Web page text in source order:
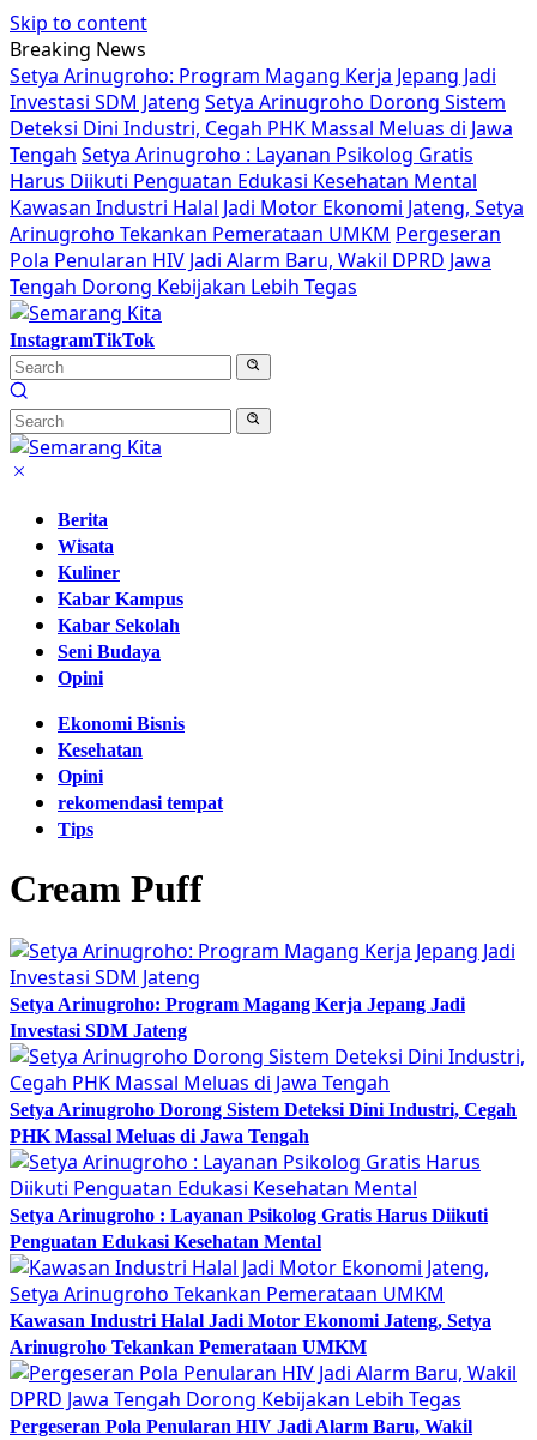
Skip to content
Breaking News
Setya Arinugroho: Program Magang Kerja Jepang Jadi
Investasi SDM Jateng Setya Arinugroho Dorong Sistem
Deteksi Dini Industri, Cegah PHK Massal Meluas di Jawa
Tengah Setya Arinugroho : Layanan Psikolog Gratis
Harus Diikuti Penguatan Edukasi Kesehatan Mental
Kawasan Industri Halal Jadi Motor Ekonomi Jateng, Setya
Arinugroho Tekankan Pemerataan UMKM Pergeseran
Pola Penularan HIV Jadi Alarm Baru, Wakil DPRD Jawa
Tengah Dorong Kebijakan Lebih Tegas
InstagramTikTok
Berita
Wisata
Kuliner
Kabar Kampus
Kabar Sekolah
Seni Budaya
Opini
Ekonomi Bisnis
Kesehatan
Opini
rekomendasi tempat
Tips
Cream Puff
Setya Arinugroho: Program Magang Kerja Jepang Jadi
Investasi SDM Jateng
Setya Arinugroho Dorong Sistem Deteksi Dini Industri, Cegah
PHK Massal Meluas di Jawa Tengah
Setya Arinugroho : Layanan Psikolog Gratis Harus Diikuti
Penguatan Edukasi Kesehatan Mental
Kawasan Industri Halal Jadi Motor Ekonomi Jateng, Setya
Arinugroho Tekankan Pemerataan UMKM
Pergeseran Pola Penularan HIV Jadi Alarm Baru, Wakil